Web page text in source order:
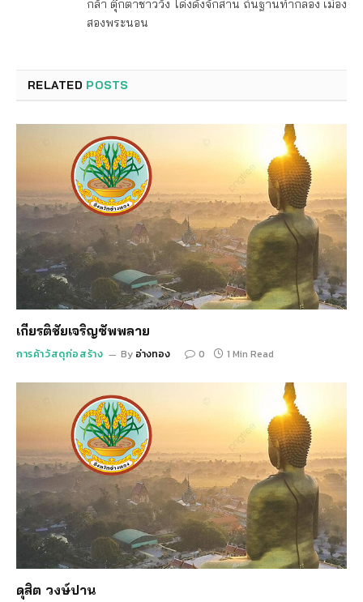
กล้า ตุ๊กตาชาววัง โด่งดังจักสาน ถิ่นฐานทำกลอง เมือง
สองพระนอน
RELATED POSTS
เกียรติชัยเจริญซัพพลาย
การค้าวัสดุก่อสร้าง By อ่างทอง 0 1 Min Read
ดุสิต วงษ์ปาน